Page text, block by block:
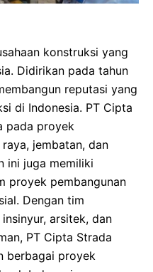
konstruksi yang
Didirikan pada tahun
reputasi yang
di Indonesia. PT Cipta
pada proyek
jembatan, dan
ini juga memiliki
proyek pembangunan
Dengan tim
arsitek, dan
PT Cipta Strada
berbagai proyek